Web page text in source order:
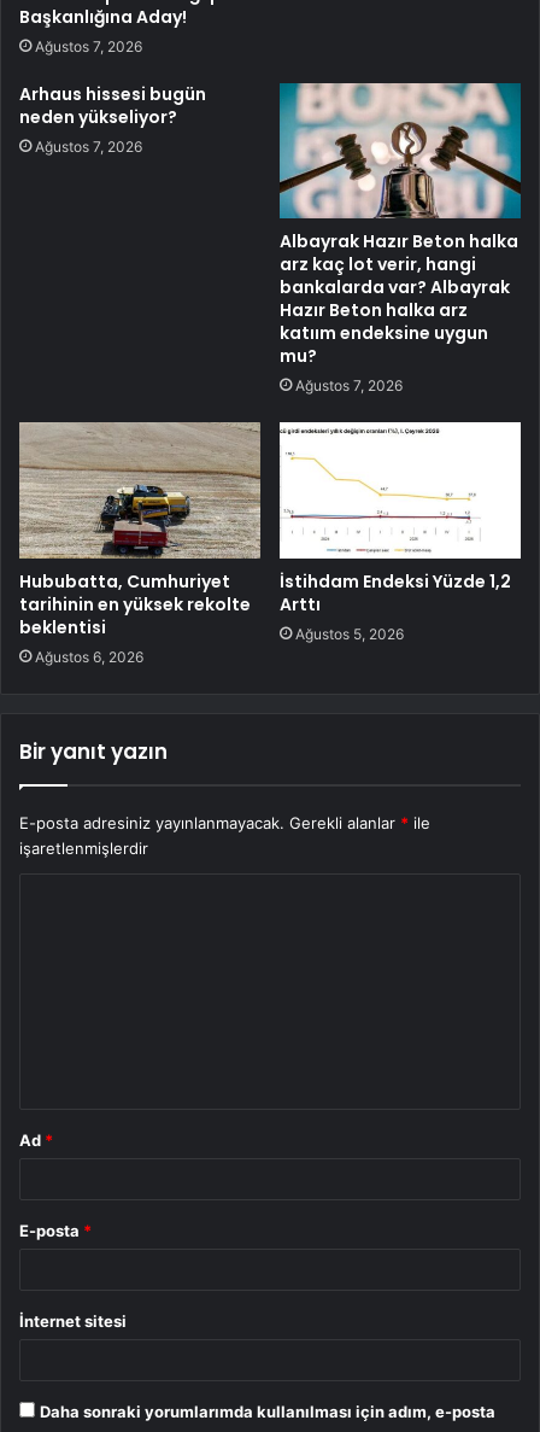
Başkanlığına Aday!
Ağustos 7, 2026
Arhaus hissesi bugün
neden yükseliyor?
Ağustos 7, 2026
Albayrak Hazır Beton halka
arz kaç lot verir, hangi
bankalarda var? Albayrak
Hazır Beton halka arz
katıım endeksine uygun
mu?
Ağustos 7, 2026
Hububatta, Cumhuriyet
tarihinin en yüksek rekolte
beklentisi
Ağustos 6, 2026
İstihdam Endeksi Yüzde 1,2
Arttı
Ağustos 5, 2026
Bir yanıt yazın
E-posta adresiniz yayınlanmayacak. Gerekli alanlar * ile
işaretlenmişlerdir
Ad *
E-posta *
İnternet sitesi
Daha sonraki yorumlarımda kullanılması için adım, e-posta